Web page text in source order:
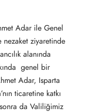
Adar ile Genel
ziyaretinde
alanında
genel bir
Adar, Isparta
ticaretine katkı
da Valiliğimiz